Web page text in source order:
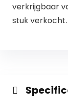
verkrijgbaar
stuk verkocht.